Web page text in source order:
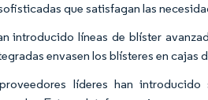
que satisfagan las
introducido líneas de blíster
envasen los blísteres en cajas
líderes han